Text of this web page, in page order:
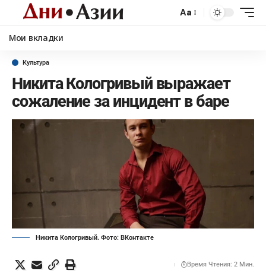
Aa
Мои вкладки
Культура
Никита Кологривый выражает
сожаление за инцидент в баре
Никита Кологривый. Фото: ВКонтакте
Время Чтения: 2 Мин.